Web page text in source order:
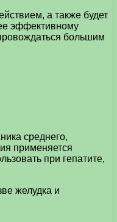
а также будет
эффективному
большим
среднего,
применяется
при гепатите,
желудка и